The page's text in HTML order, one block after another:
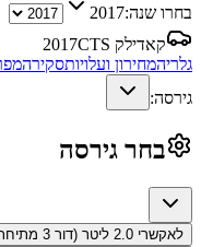
בחרו שנה:2017
קאדילק CTS
2017
גלריהמחירון ועלויותסקירה
גירסה:
בחר גירסה
לאקשרי 2.0 ליטר (דור 3 מתיחת פנים)